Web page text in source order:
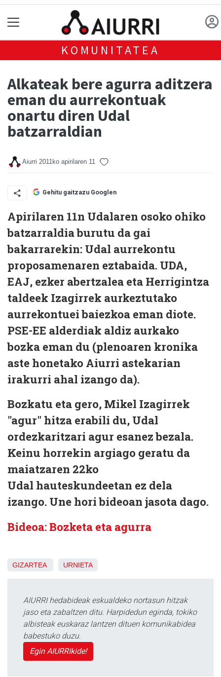
KOMUNITATEA
Alkateak bere agurra aditzera
eman du aurrekontuak
onartu diren Udal
batzarraldian
Aiurri 2011ko apirilaren 11
Gehitu gaitzazu Googlen
Apirilaren 11n Udalaren osoko ohiko
batzarraldia burutu da gai
bakarrarekin: Udal aurrekontu
proposamenaren eztabaida. UDA,
EAJ, ezker abertzalea eta Herrigintza
taldeek Izagirrek aurkeztutako
aurrekontuei baiezkoa eman diote.
PSE-EE alderdiak aldiz aurkako
bozka eman du (plenoaren kronika
aste honetako Aiurri astekarian
irakurri ahal izango da).
Bozkatu eta gero, Mikel Izagirrek
"agur" hitza erabili du, Udal
ordezkaritzari agur esanez bezala.
Keinu horrekin argiago geratu da
maiatzaren 22ko
Udal hauteskundeetan ez dela
izango. Une hori bideoan jasota dago.
Bideoa: Bozketa eta agurra
GIZARTEA URNIETA
AIURRI hedabideak eskualdeko nortasun hitzak
jaso eta zabaltzen ditu. Harpidedun eginda, tokiko
albisteak euskaraz lantzen dituen komunikabidea
babestuko duzu.
Egin AIURRIkide!